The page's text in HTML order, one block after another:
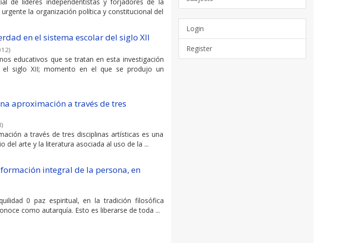
de líderes independentistas y forjadores de la
la organización política y constitucional del
en el sistema escolar del siglo XII
)
educativos que se tratan en esta investigación
siglo XII; momento en el que se produjo un
aproximación a través de tres
)
a través de tres disciplinas artísticas es una
del arte y la literatura asociada al uso de la ...
integral de la persona, en
0 paz espiritual, en la tradición filosófica
como autarquía. Esto es liberarse de toda ...
Login
Register